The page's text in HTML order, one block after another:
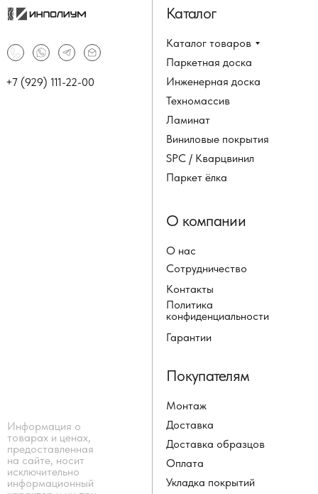
Каталог товаров
Паркетная доска
Инженерная доска
Техномассив
+7 (929) 111-22-00
Информация о
товарах и ценах,
предоставленная
на сайте, носит
исключительно
информационный
Каталог
Ламинат
Виниловые покрытия
SPC / Кварцвинил
Паркет ёлка
О нас
Сотрудничество
Контакты
Политика
конфиденциальности
О компании
Монтаж
Доставка
Доставка образцов
Оплата
Покупателям
Укладка покрытий
Гарантии